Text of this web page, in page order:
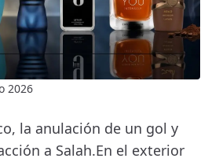
2026
la anulación de un gol y
a Salah.En el exterior